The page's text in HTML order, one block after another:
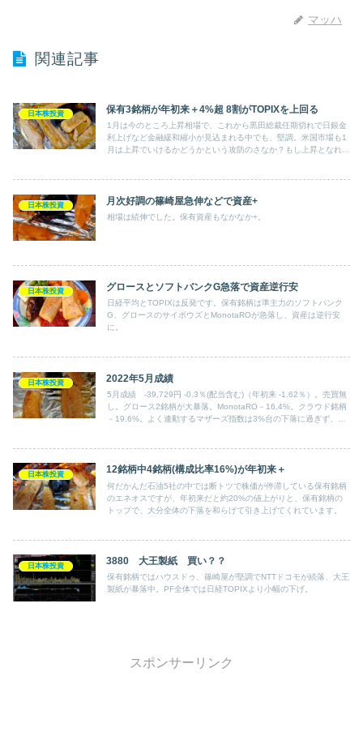
マッハ
関連記事
日本株投資 保有3銘柄が年初来＋4%超 8割がTOPIXを上回る
1月は今のところ上昇相場で、これから黒田総裁任期切れで日銀金
利上げなど金融緩和縮小が見込まれる中でも、堅調。米国市場も1
月は上昇でいけるかどうかという攻防のさなか？もし上昇となれば
日本株投資 月次好調の篠崎屋急伸などで資産+
相場は続伸でした。保有資産もなかなか+。
日本株投資 グロースとソフトバンクG急落で資産逆行安
日経平均とTOPIXは反発です。保有銘柄は準主力のソフトバンク
G、グロースのサイボウズとMonotaROが急落し、資産は逆行安
に。
日本株投資 2022年5月成績
5月成績 -39,729円 -0.3％(配当含む)（年初来 -1.62％）。売買無
し。グロース2銘柄が大暴落。MonotaRO－16.4%。クラウド銘柄
－19.6%。よく連動するマザーズ指数は3%台の下落に過ぎず、壊
日本株投資 12銘柄中4銘柄(構成比率16%)が年初来＋
何だかんだ石油5社の中では断トツで株価が停滞している保有銘柄
のエネオスですが、年初来だと約20%の値上がりと、保有銘柄の
トップで、大分全体の下落を和らげて引き上げてくれています。
日本株投資 3880 大王製紙 買い？？
保有銘柄ではハウスドゥ、篠崎屋が堅調でNTTドコモが続落、大王
製紙が暴落中。PF全体では日経TOPIXより小幅の下げ。
スポンサーリンク